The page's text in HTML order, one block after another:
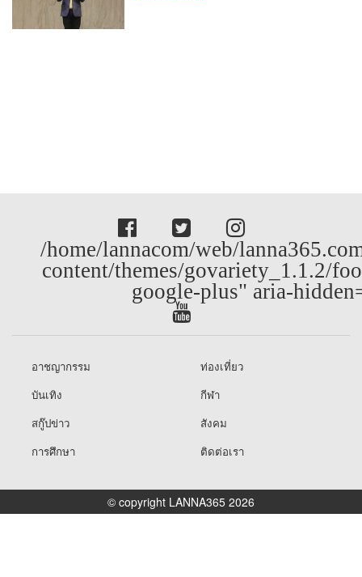
/home/lannacom/web/
content/themes/govariety_1.1.2/
google-plus" aria-
อาชญากรรม
ท่องเที่ยว
บันเทิง
กีฬา
สกู๊ปข่าว
สังคม
การศึกษา
ติดต่อเรา
© copyright LANNA365 2026